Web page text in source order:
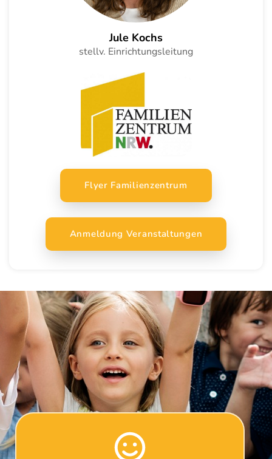
Jule Kochs
stellv. Einrichtungsleitung
Flyer Familienzentrum
Anmeldung Veranstaltungen